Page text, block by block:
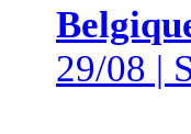
29/08 |